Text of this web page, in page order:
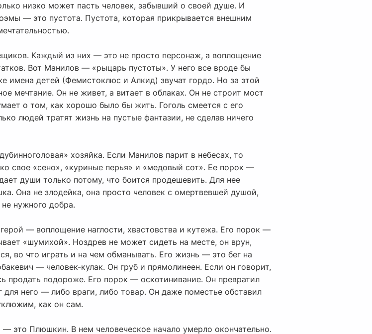
низко может пасть человек, забывший о своей душе. И
— это пустота. Пустота, которая прикрывается внешним
Каждый из них — это не просто персонаж, а воплощение
Вот Манилов — «рыцарь пустоты». У него все вроде бы
имена детей (Фемистоклюс и Алкид) звучат гордо. Но за этой
мечтание. Он не живет, а витает в облаках. Он не строит мост
о том, как хорошо было бы жить. Гоголь смеется с его
людей тратят жизнь на пустые фантазии, не сделав ничего
хозяйка. Если Манилов парит в небесах, то
свое «сено», «куриные перья» и «медовый сот». Ее порок —
души только потому, что боится продешевить. Для нее
Она не злодейка, она просто человек с омертвевшей душой,
нужного добра.
— воплощение наглости, хвастовства и кутежа. Его порок —
«шумихой». Ноздрев не может сидеть на месте, он врун,
во что играть и на чем обманывать. Его жизнь — это бег на
— человек-кулак. Он груб и прямолинеен. Если он говорит,
продать подороже. Его порок — оскотинивание. Он превратил
него — либо враги, либо товар. Он даже поместье обставил
как он сам.
это Плюшкин. В нем человеческое начало умерло окончательно.